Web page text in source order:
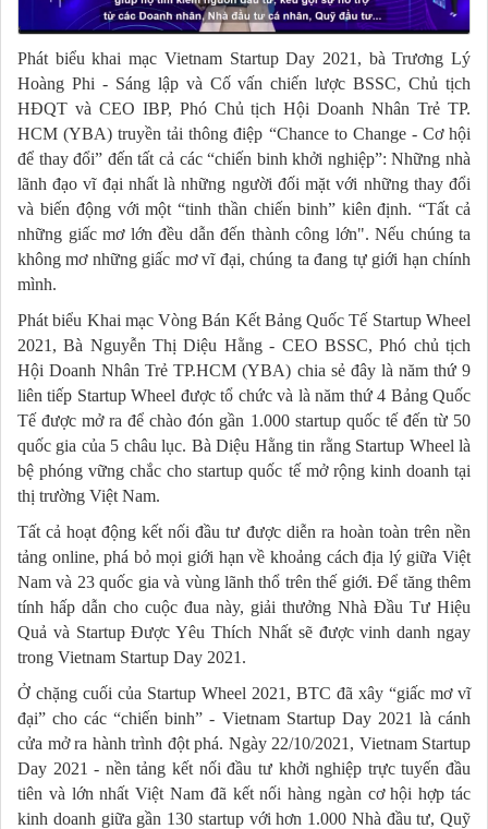
Phát biểu khai mạc Vietnam Startup Day 2021, bà Trương Lý
Hoàng Phi - Sáng lập và Cố vấn chiến lược BSSC, Chủ tịch
HĐQT và CEO IBP, Phó Chủ tịch Hội Doanh Nhân Trẻ TP.
HCM (YBA) truyền tải thông điệp “Chance to Change - Cơ hội
để thay đổi” đến tất cả các “chiến binh khởi nghiệp”: Những nhà
lãnh đạo vĩ đại nhất là những người đối mặt với những thay đổi
và biến động với một “tinh thần chiến binh” kiên định. “Tất cả
những giấc mơ lớn đều dẫn đến thành công lớn". Nếu chúng ta
không mơ những giấc mơ vĩ đại, chúng ta đang tự giới hạn chính
mình.
Phát biểu Khai mạc Vòng Bán Kết Bảng Quốc Tế Startup Wheel
2021, Bà Nguyễn Thị Diệu Hằng - CEO BSSC, Phó chủ tịch
Hội Doanh Nhân Trẻ TP.HCM (YBA) chia sẻ đây là năm thứ 9
liên tiếp Startup Wheel được tổ chức và là năm thứ 4 Bảng Quốc
Tế được mở ra để chào đón gần 1.000 startup quốc tế đến từ 50
quốc gia của 5 châu lục. Bà Diệu Hằng tin rằng Startup Wheel là
bệ phóng vững chắc cho startup quốc tế mở rộng kinh doanh tại
thị trường Việt Nam.
Tất cả hoạt động kết nối đầu tư được diễn ra hoàn toàn trên nền
tảng online, phá bỏ mọi giới hạn về khoảng cách địa lý giữa Việt
Nam và 23 quốc gia và vùng lãnh thổ trên thế giới. Để tăng thêm
tính hấp dẫn cho cuộc đua này, giải thưởng Nhà Đầu Tư Hiệu
Quả và Startup Được Yêu Thích Nhất sẽ được vinh danh ngay
trong Vietnam Startup Day 2021.
Ở chặng cuối của Startup Wheel 2021, BTC đã xây “giấc mơ vĩ
đại” cho các “chiến binh” - Vietnam Startup Day 2021 là cánh
cửa mở ra hành trình đột phá. Ngày 22/10/2021, Vietnam Startup
Day 2021 - nền tảng kết nối đầu tư khởi nghiệp trực tuyến đầu
tiên và lớn nhất Việt Nam đã kết nối hàng ngàn cơ hội hợp tác
kinh doanh giữa gần 130 startup với hơn 1.000 Nhà đầu tư, Quỹ